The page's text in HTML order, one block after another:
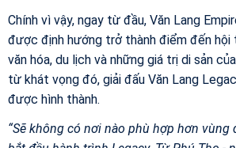
Chính vì vậy, ngay từ đầu, Văn Lang
được định hướng trở thành điểm đến hội
văn hóa, du lịch và những giá trị di sản
từ khát vọng đó, giải đấu Văn Lang
được hình thành.
“Sẽ không có nơi nào phù hợp hơn vùng